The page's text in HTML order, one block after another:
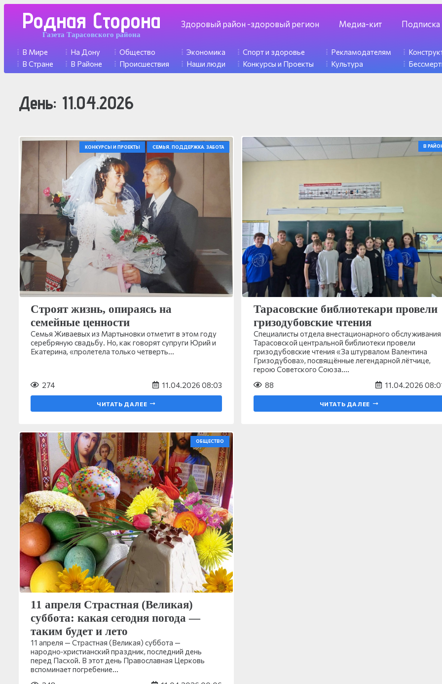
Родная Сторона
Газета Тарасовского района
Здоровый район -здоровый регион Медиа-кит Подписка
В Мире
В Стране
На Дону
В Районе
Общество
Происшествия
Экономика
Наши люди
Спорт и здоровье
Конкурсы и Проекты
Рекламодателям
Культура
День: 11.04.2026
КОНКУРСЫ И ПРОЕКТЫ СЕМЬЯ. ПОДДЕРЖКА. ЗАБОТА
Строят жизнь, опираясь на
семейные ценности
Семья Живаевых из Мартыновки отметит в этом году
серебряную свадьбу. Но, как говорят супруги Юрий и
Екатерина, «пролетела только четверть…
274 11.04.2026 08:03
ЧИТАТЬ ДАЛЕЕ
В
Тарасовские библиотекари провели
гризодубовские чтения
Специалисты отдела внестационарного обслуживания
Тарасовской центральной библиотеки провели
гризодубовские чтения «За штурвалом Валентина
Гризодубова», посвящённые легендарной лётчице,
герою Советского Союза.…
88
11.04.2026
ЧИТАТЬ ДАЛЕЕ
ОБЩЕСТВО
11 апреля Страстная (Великая)
суббота: какая сегодня погода —
таким будет и лето
11 апреля — Страстная (Великая) суббота —
народно‑христианский праздник, последний день
перед Пасхой. В этот день Православная Церковь
вспоминает погребение…